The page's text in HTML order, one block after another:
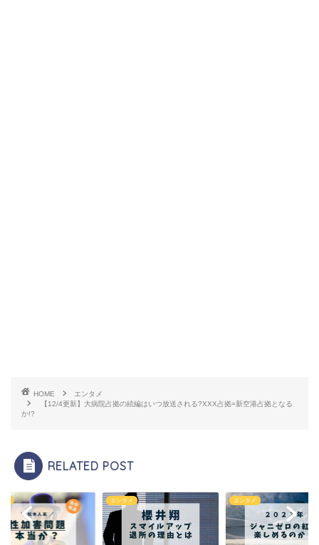
HOME
エンタメ
【12/4更新】大病院占拠の続編はいつ放送される?XXX占拠=新空港占拠となる
か!?
RELATED POST
エンタメ エンタメ